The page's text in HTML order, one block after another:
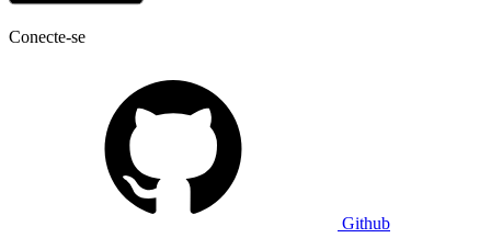
Conecte-se
Github